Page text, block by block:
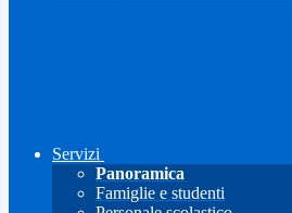
Servizi
Panoramica
Famiglie e studenti